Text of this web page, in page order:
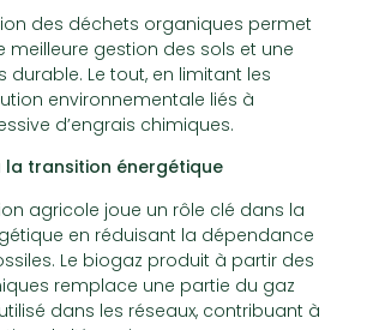
des déchets organiques permet
meilleure gestion des sols et une
durable. Le tout, en limitant les
environnementale liés à
d’engrais chimiques.
la transition énergétique
agricole joue un rôle clé dans la
en réduisant la dépendance
Le biogaz produit à partir des
remplace une partie du gaz
dans les réseaux, contribuant à